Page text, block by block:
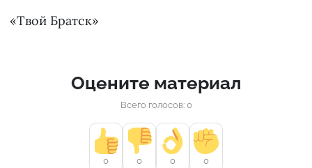
«Твой Братск»
Оцените материал
Всего голосов: 0
0 0 0 0